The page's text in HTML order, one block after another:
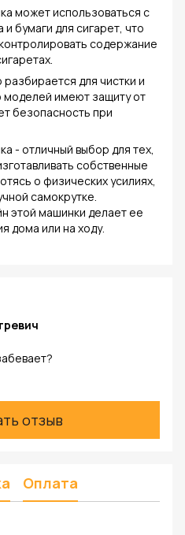
может использоваться с
бумаги для сигарет, что
содержание
для чистки и
моделей имеют защиту от
безопасность при
- отличный выбор для тех,
собственные
о физических усилиях,
самокрутке.
этой машинки делает ее
дома или на ходу.
отзыв
Оплата